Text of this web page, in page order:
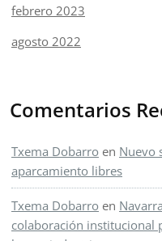
febrero 2023
agosto 2022
Comentarios
Txema Dobarro en Nuevo
aparcamiento libres
Txema Dobarro en
colaboración institucional